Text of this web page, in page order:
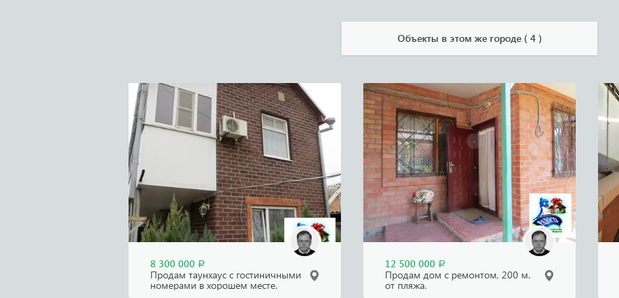
Объекты в этом же городе ( 4 )
8 300 000 Р
Продам таунхаус с гостиничными
номерами в хорошем месте.
12 500 000 Р
Продам дом с ремонтом, 200 м.
от пляжа.